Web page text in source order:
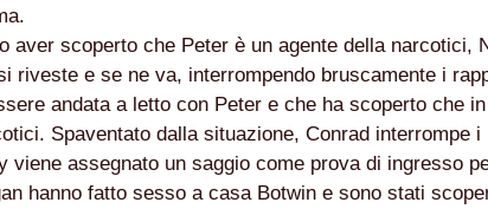
RACCOMANDATI SE TI PIACCIONO NEL MESE DI
MARTIN SCORSESE
UN MONDO MIGLIORE.
DI DAVID LYNCH
aver scoperto che Peter è un agente della narcotici,
riveste e se ne va, interrompendo bruscamente i
andata a letto con Peter e che ha scoperto che
Spaventato dalla situazione, Conrad interrompe
viene assegnato un saggio come prova di ingresso
hanno fatto sesso a casa Botwin e sono stati